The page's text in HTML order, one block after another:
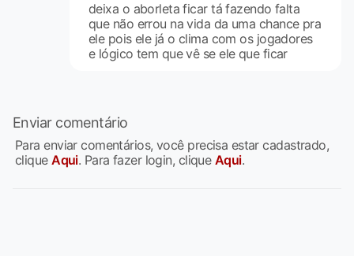
deixa o aborleta ficar tá fazendo falta
que não errou na vida da uma chance pra
ele pois ele já o clima com os jogadores
e lógico tem que vê se ele que ficar
Enviar comentário
Para enviar comentários, você precisa estar cadastrado,
cliqueAqui. Para fazer login, clique Aqui.